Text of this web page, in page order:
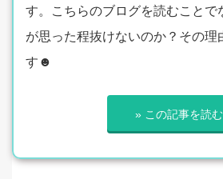
す。こちらのブログを読むことで
が思った程抜けないのか？その理
す☻
» この記事を読む